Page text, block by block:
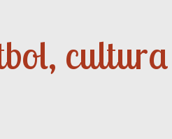
cultura